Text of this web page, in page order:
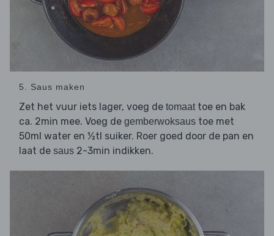
5. Saus maken
Zet het vuur iets lager, voeg de tomaattoe en bak
ca. 2min mee. Voeg de gemberwoksaus toe met
50ml water en ½tl suiker. Roer goed door de pan en
laat de saus 2-3min indikken.